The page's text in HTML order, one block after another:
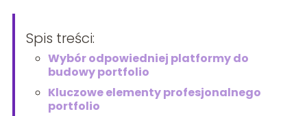
Spis treści:
Wybór odpowiedniej platformy do
budowy portfolio
Kluczowe elementy profesjonalnego
portfolio